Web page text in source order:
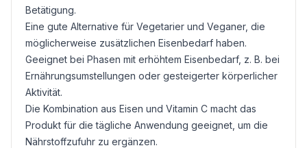
Betätigung.
Eine gute Alternative für Vegetarier und Veganer, die
möglicherweise zusätzlichen Eisenbedarf haben.
Geeignet bei Phasen mit erhöhtem Eisenbedarf, z. B. bei
Ernährungsumstellungen oder gesteigerter körperlicher
Aktivität.
Die Kombination aus Eisen und Vitamin C macht das
Produkt für die tägliche Anwendung geeignet, um die
Nährstoffzufuhr zu ergänzen.